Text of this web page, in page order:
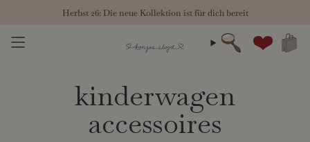
springen
Herbst 26: Die neue Kollektion ist für dich bereit
Suche
kinderwagen
accessoires